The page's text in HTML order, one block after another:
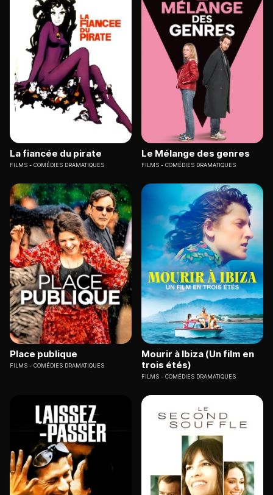
La fiancée du pirate
FILMS COMÉDIES DRAMATIQUES
Le Mélange des genres
FILMS COMÉDIES DRAMATIQUES
Place publique
FILMS COMÉDIES DRAMATIQUES
Mourir à Ibiza (Un film en
trois étés)
FILMS COMÉDIES DRAMATIQUES